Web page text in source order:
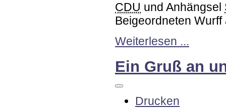
CDU und Anhängsel
Beigeordneten
Weiterlesen ...
Ein Gruß an
Drucken